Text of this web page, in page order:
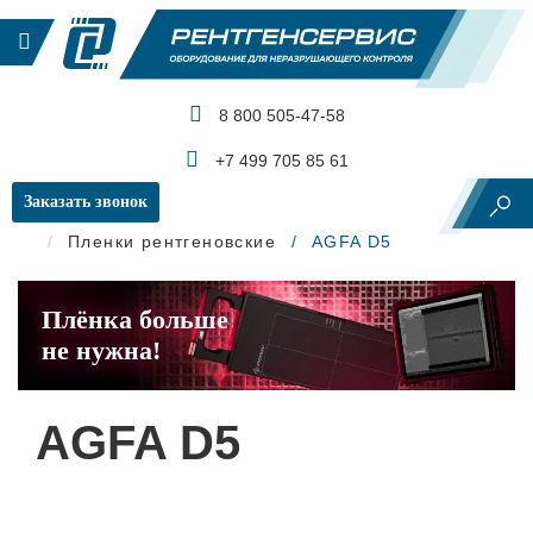
8 800 505-47-58
+7 499 705 85 61
Заказать звонок
Главная
Рентгеновский контроль
Пленки рентгеновские
AGFA D5
Плёнка больше
не нужна!
AGFA D5